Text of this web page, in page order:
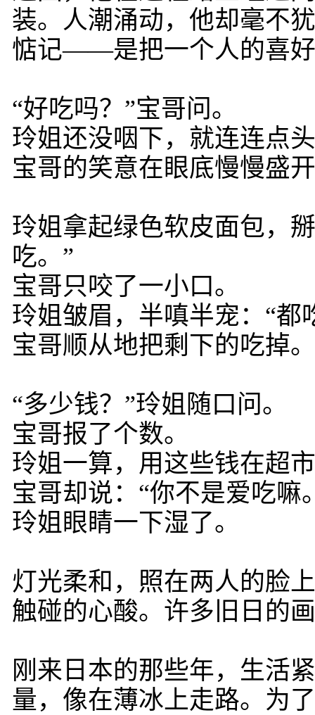
装。人潮涌动，他却毫不
惦记——是把一个人的喜好
“好吃吗？”宝哥问。
玲姐还没咽下，就连连点
宝哥的笑意在眼底慢慢盛
玲姐拿起绿色软皮面包，
吃。”
宝哥只咬了一小口。
玲姐皱眉，半嗔半宠：“都
宝哥顺从地把剩下的吃掉。
“多少钱？”玲姐随口问。
宝哥报了个数。
玲姐一算，用这些钱在超
宝哥却说：“你不是爱吃嘛
玲姐眼睛一下湿了。
灯光柔和，照在两人的脸
触碰的心酸。许多旧日的
刚来日本的那些年，生活
量，像在薄冰上走路。为